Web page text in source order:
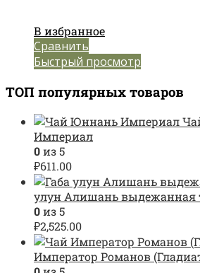
В избранное
Сравнить
Быстрый просмотр
ТОП популярных товаров
Империал
0из 5
₽611.00
улун Алишань выдежанная
0из 5
₽2,525.00
Император Романов